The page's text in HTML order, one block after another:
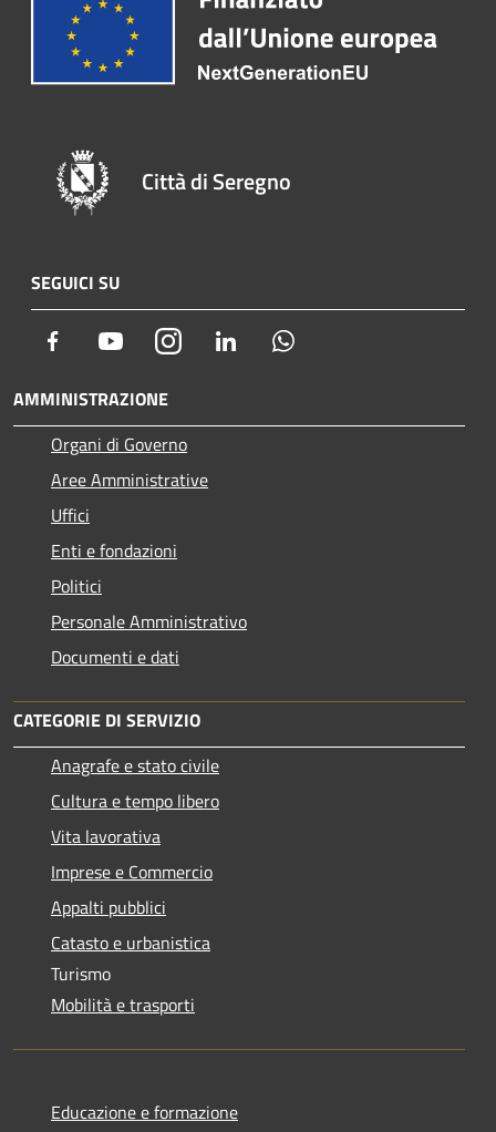
Città di Seregno
SEGUICI SU
Facebook YoutubeInstagram LinkedIn
AMMINISTRAZIONE
Organi di Governo
Aree Amministrative
Uffici
Enti e fondazioni
Politici
Personale Amministrativo
Documenti e dati
CATEGORIE DI SERVIZIO
Anagrafe e stato civile
Cultura e tempo libero
Vita lavorativa
Imprese e Commercio
Appalti pubblici
Catasto e urbanistica
Turismo
Mobilità e trasporti
Educazione e formazione